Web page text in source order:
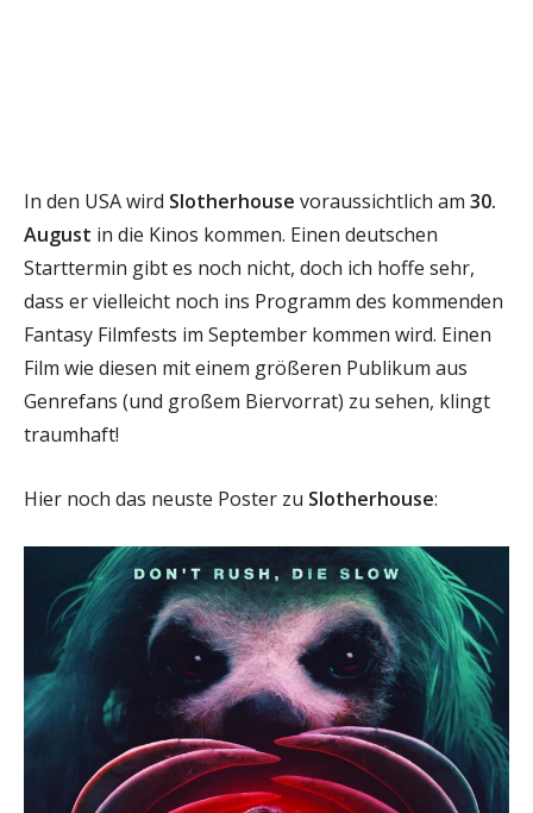
In den USA wird Slotherhouse voraussichtlich am 30.
August in die Kinos kommen. Einen deutschen
Starttermin gibt es noch nicht, doch ich hoffe sehr,
dass er vielleicht noch ins Programm des kommenden
Fantasy Filmfests im September kommen wird. Einen
Film wie diesen mit einem größeren Publikum aus
Genrefans (und großem Biervorrat) zu sehen, klingt
traumhaft!
Hier noch das neuste Poster zu Slotherhouse: